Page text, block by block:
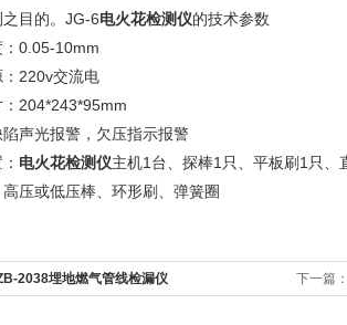
目的。JG-6电火花检测仪的技术参数
0.05-10mm
：220v交流电
204*243*95mm
声光报警，欠压指示报警
电火花检测仪主机1台、探棒1只、平板刷1只、
压或低压棒、环形刷、弹簧圈
2038埋地燃气管线检漏仪 下一篇：